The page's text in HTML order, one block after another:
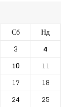
Сб
Нд
3
4
10
11
17
18
24 25